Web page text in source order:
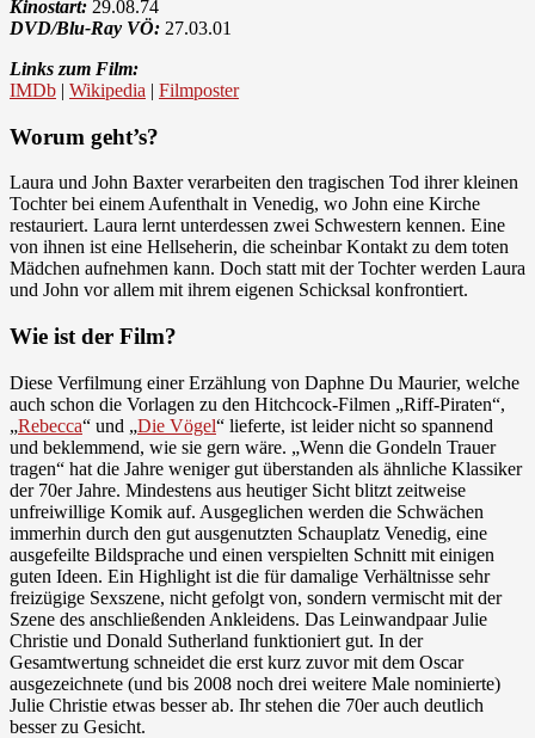
Kinostart: 29.08.74
DVD/Blu-Ray VÖ: 27.03.01
Links zum Film:
IMDb | Wikipedia | Filmposter
Worum geht’s?
Laura und John Baxter verarbeiten den tragischen Tod ihrer kleinen
Tochter bei einem Aufenthalt in Venedig, wo John eine Kirche
restauriert. Laura lernt unterdessen zwei Schwestern kennen. Eine
von ihnen ist eine Hellseherin, die scheinbar Kontakt zu dem toten
Mädchen aufnehmen kann. Doch statt mit der Tochter werden Laura
und John vor allem mit ihrem eigenen Schicksal konfrontiert.
Wie ist der Film?
Diese Verfilmung einer Erzählung von Daphne Du Maurier, welche
auch schon die Vorlagen zu den Hitchcock-Filmen „Riff-Piraten“,
„Rebecca“ und „Die Vögel“ lieferte, ist leider nicht so spannend
und beklemmend, wie sie gern wäre. „Wenn die Gondeln Trauer
tragen“ hat die Jahre weniger gut überstanden als ähnliche Klassiker
der 70er Jahre. Mindestens aus heutiger Sicht blitzt zeitweise
unfreiwillige Komik auf. Ausgeglichen werden die Schwächen
immerhin durch den gut ausgenutzten Schauplatz Venedig, eine
ausgefeilte Bildsprache und einen verspielten Schnitt mit einigen
guten Ideen. Ein Highlight ist die für damalige Verhältnisse sehr
freizügige Sexszene, nicht gefolgt von, sondern vermischt mit der
Szene des anschließenden Ankleidens. Das Leinwandpaar Julie
Christie und Donald Sutherland funktioniert gut. In der
Gesamtwertung schneidet die erst kurz zuvor mit dem Oscar
ausgezeichnete (und bis 2008 noch drei weitere Male nominierte)
Julie Christie etwas besser ab. Ihr stehen die 70er auch deutlich
besser zu Gesicht.